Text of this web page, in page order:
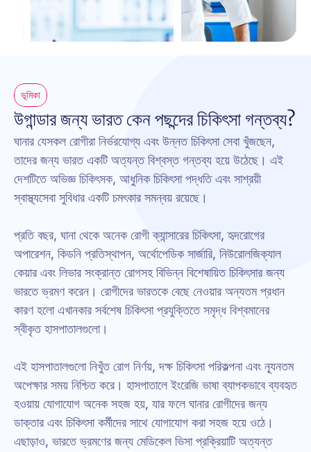
ভূমিকা
উগান্ডার জন্য ভারত কেন পছন্দের চিকিৎসা গন্তব্য?
ঘানার যেসকল রোগীরা নির্ভরযোগ্য এবং উন্নত চিকিৎসা সেবা খুঁজছেন,
তাদের জন্য ভারত একটি অত্যন্ত বিশ্বস্ত গন্তব্য হয়ে উঠেছে। এই
দেশটিতে অভিজ্ঞ চিকিৎসক, আধুনিক চিকিৎসা পদ্ধতি এবং সাশ্রয়ী
স্বাস্থ্যসেবা সুবিধার একটি চমৎকার সমন্বয় রয়েছে।
প্রতি বছর, ঘানা থেকে অনেক রোগী ক্যান্সারের চিকিৎসা, হৃদরোগের
অপারেশন, কিডনি প্রতিস্থাপন, অর্থোপেডিক সার্জারি, নিউরোলজিক্যাল
কেয়ার এবং লিভার সংক্রান্ত রোগসহ বিভিন্ন বিশেষায়িত চিকিৎসার জন্য
ভারতে ভ্রমণ করেন। রোগীদের ভারতকে বেছে নেওয়ার অন্যতম প্রধান
কারণ হলো এখানকার সর্বশেষ চিকিৎসা প্রযুক্তিতে সমৃদ্ধ বিশ্বমানের
স্বীকৃত হাসপাতালগুলো।
এই হাসপাতালগুলো নিখুঁত রোগ নির্ণয়, দক্ষ চিকিৎসা পরিকল্পনা এবং ন্যূনতম
অপেক্ষার সময় নিশ্চিত করে। হাসপাতালে ইংরেজি ভাষা ব্যাপকভাবে ব্যবহৃত
হওয়ায় যোগাযোগ অনেক সহজ হয়, যার ফলে ঘানার রোগীদের জন্য
ডাক্তার এবং চিকিৎসা কর্মীদের সাথে যোগাযোগ করা সহজ হয়ে ওঠে।
এছাড়াও, ভারতে ভ্রমণের জন্য মেডিকেল ভিসা প্রক্রিয়াটি অত্যন্ত